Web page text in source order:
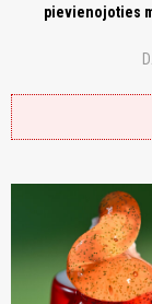
pievienojoties